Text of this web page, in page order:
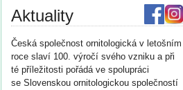
Aktuality
Česká společnost ornitologická v letošním
roce slaví 100. výročí svého vzniku a při
té příležitosti pořádá ve spolupráci
se Slovenskou ornitologickou společností